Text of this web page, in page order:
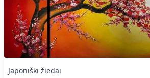
Japoniški žiedai